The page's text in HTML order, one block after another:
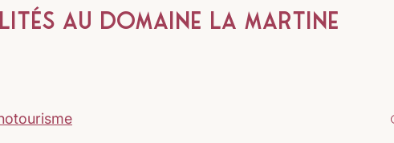
au Domaine La MArtine